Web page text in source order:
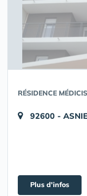
RÉSIDENCE MÉDICIS
92600 -
Plus d'infos